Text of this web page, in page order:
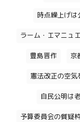
時点繰上げは
ラーム・エマニュ
豊島晋作 京
憲法改正の空気
自民公明は
予算委員会の質疑